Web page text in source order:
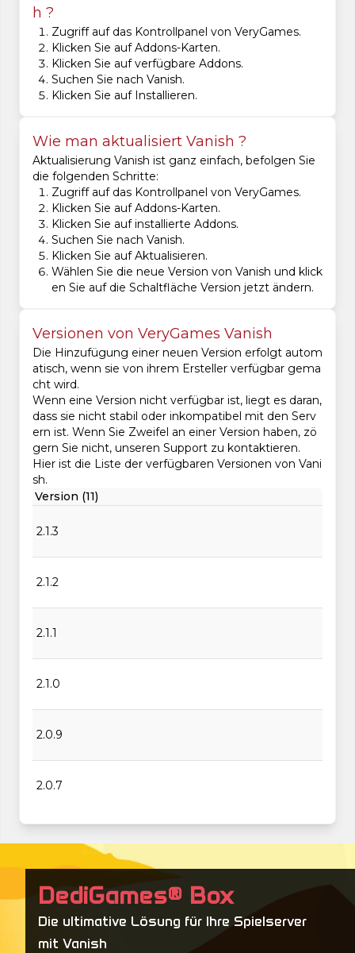
h ?
Zugriff auf das Kontrollpanel von VeryGames.
Klicken Sie auf Addons-Karten.
Klicken Sie auf verfügbare Addons.
Suchen Sie nach Vanish.
Klicken Sie auf Installieren.
Wie man aktualisiert Vanish ?
Aktualisierung Vanish ist ganz einfach, befolgen Sie
die folgenden Schritte:
Zugriff auf das Kontrollpanel von VeryGames.
Klicken Sie auf Addons-Karten.
Klicken Sie auf installierte Addons.
Suchen Sie nach Vanish.
Klicken Sie auf Aktualisieren.
Wählen Sie die neue Version von Vanish und klick
en Sie auf die Schaltfläche Version jetzt ändern.
Versionen von VeryGames Vanish
Die Hinzufügung einer neuen Version erfolgt autom
atisch, wenn sie von ihrem Ersteller verfügbar gema
cht wird.
Wenn eine Version nicht verfügbar ist, liegt es daran,
dass sie nicht stabil oder inkompatibel mit den Serv
ern ist. Wenn Sie Zweifel an einer Version haben, zö
gern Sie nicht, unseren Support zu kontaktieren.
Hier ist die Liste der verfügbaren Versionen von Vani
sh.
Version (11)
2.1.3
2.1.2
2.1.1
2.1.0
2.0.9
2.0.7
2.0.5
2.0.5
DediGames® Box
Die ultimative Lösung für Ihre Spielserver
mit Vanish